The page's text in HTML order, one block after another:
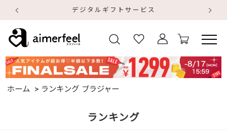
デジタルギフトサービス
ホーム ランキング ブラジャー
ランキング